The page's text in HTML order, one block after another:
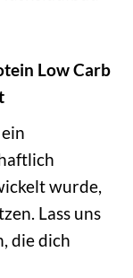
Low Carb
wurde,
Lass uns
die dich